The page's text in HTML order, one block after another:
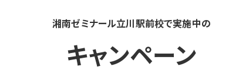
湘南ゼミナール立川駅前校で実施中の
キャンペーン